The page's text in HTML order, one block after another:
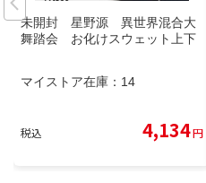
未開封 星野源 異世界混合大
舞踏会 お化けスウェット上下
マイストア在庫： 14
税込 4,134円